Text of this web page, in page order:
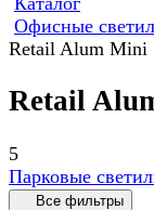
Офисные
Retail Alum Mini
Retail
5
Парковые
Все фильтры